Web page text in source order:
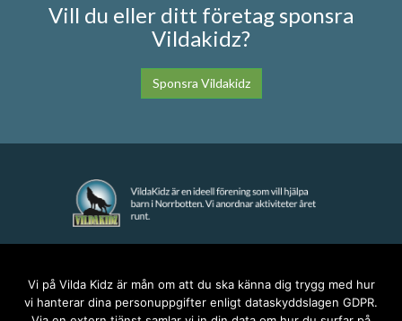
Vill du eller ditt företag sponsra
Vildakidz?
Sponsra Vildakidz
anna@vildakidz.se
Vi på Vilda Kidz är mån om att du ska känna dig trygg med hur
vi hanterar dina personuppgifter enligt dataskyddslagen GDPR.